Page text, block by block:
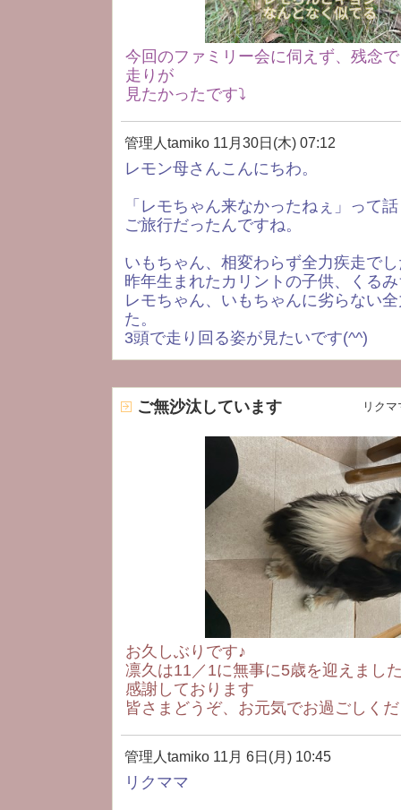
今回のファミリー会に伺えず、残念
走りが
見たかったです⤵︎
管理人tamiko 11月30日(木) 07:12
レモン母さんこんにちわ。
「レモちゃん来なかったねぇ」って
ご旅行だったんですね。
いもちゃん、相変わらず全力疾走で
昨年生まれたカリントの子供、くる
レモちゃん、いもちゃんに劣らない
た。
3頭で走り回る姿が見たいです(^^)
ご無沙汰しています リクマ
お久しぶりです♪
凛久は11／1に無事に5歳を迎えまし
感謝しております
皆さまどうぞ、お元気でお過ごしく
管理人tamiko 11月 6日(月) 10:45
リクママ